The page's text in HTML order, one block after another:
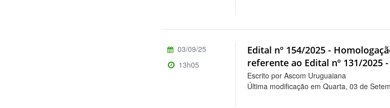
Edital nº 154/2025 -
referente ao Edital nº 131/2025
Escrito por Ascom Uruguaiana
Última modificação em Quarta, 03 de
03/09/25
13h05